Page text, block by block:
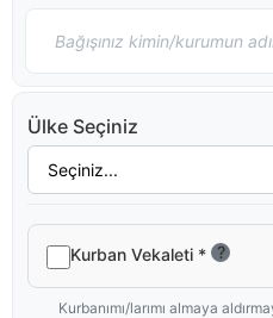
Ülke Seçiniz
Kurban Vekaleti * ?
Kurbanımı/larımı almaya